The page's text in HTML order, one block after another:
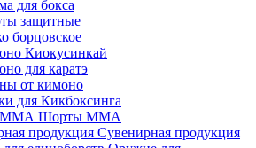
для бокса
защитные
борцовское
Киокусинкай
для каратэ
от кимоно
для Кикбоксинга
Шорты ММА
Сувенирная продукция